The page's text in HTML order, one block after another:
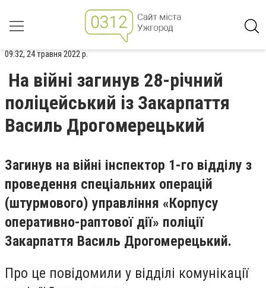
09:32, 24 травня 2022 р.
На війні загинув 28-річний
поліцейський із Закарпаття
Василь Дрогомерецький
Загинув на війні інспектор 1-го відділу з
проведення спеціальних операцій
(штурмового) управління «Корпусу
оперативно-раптової дії» поліції
Закарпаття Василь Дрогомерецький.
Про це повідомили у відділі комунікації